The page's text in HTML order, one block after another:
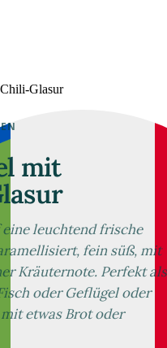
Glasur
mit
leuchtend frische
fein süß, mit
Kräuternote. Perfekt als
oder Geflügel oder
etwas Brot oder